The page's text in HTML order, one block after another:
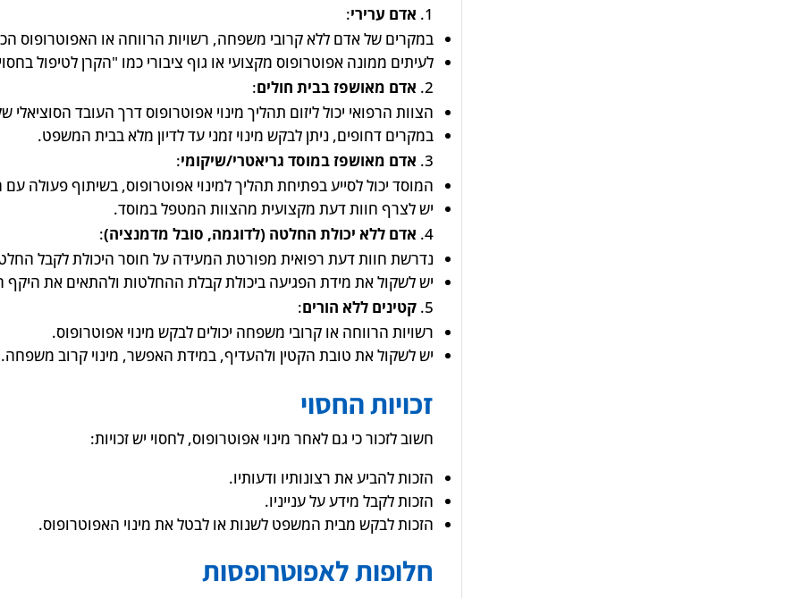
אדם ערירי:
במקרים של אדם ללא קרובי משפחה, רשויות הרווחה או האפוטרופוס
לעיתים ממונה אפוטרופוס מקצועי או גוף ציבורי כמו "הקרן לטיפול
אדם מאושפז בבית חולים:
הצוות הרפואי יכול ליזום תהליך מינוי אפוטרופוס דרך העובד הסוציאלי
במקרים דחופים, ניתן לבקש מינוי זמני עד לדיון מלא בבית המשפט.
אדם מאושפז במוסד גריאטרי/שיקומי:
המוסד יכול לסייע בפתיחת תהליך למינוי אפוטרופוס, בשיתוף פעולה
יש לצרף חוות דעת מקצועית מהצוות המטפל במוסד.
אדם ללא יכולת החלטה (לדוגמה, סובל מדמנציה):
נדרשת חוות דעת רפואית מפורטת המעידה על חוסר היכולת לקבל
יש לשקול את מידת הפגיעה ביכולת קבלת ההחלטות ולהתאים את
קטינים ללא הורים:
רשויות הרווחה או קרובי משפחה יכולים לבקש מינוי אפוטרופוס.
יש לשקול את טובת הקטין ולהעדיף, במידת האפשר, מינוי קרוב משפחה.
זכויות החסוי
חשוב לזכור כי גם לאחר מינוי אפוטרופוס, לחסוי יש זכויות:
הזכות להביע את רצונותיו ודעותיו.
הזכות לקבל מידע על ענייניו.
הזכות לבקש מבית המשפט לשנות או לבטל את מינוי האפוטרופוס.
חלופות לאפוטרופסות